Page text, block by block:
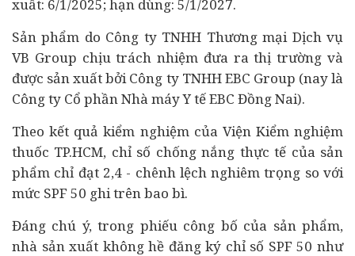
xuất: 6/1/2025; hạn dùng: 5/1/2027.
Sản phẩm do Công ty TNHH Thương mại Dịch vụ
VB Group chịu trách nhiệm đưa ra thị trường và
được sản xuất bởi Công ty TNHH EBC Group (nay là
Công ty Cổ phần Nhà máy Y tế EBC Đồng Nai).
Theo kết quả kiểm nghiệm của Viện Kiểm nghiệm
thuốc TP.HCM, chỉ số chống nắng thực tế của sản
phẩm chỉ đạt 2,4 - chênh lệch nghiêm trọng so với
mức SPF 50 ghi trên bao bì.
Đáng chú ý, trong phiếu công bố của sản phẩm,
nhà sản xuất không hề đăng ký chỉ số SPF 50 như